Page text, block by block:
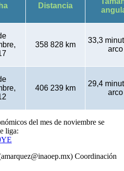
Distancia
358 828 km
33,3
arco
406 239 km
29,4
arco
del mes de noviembre se
liga:
Coordinación